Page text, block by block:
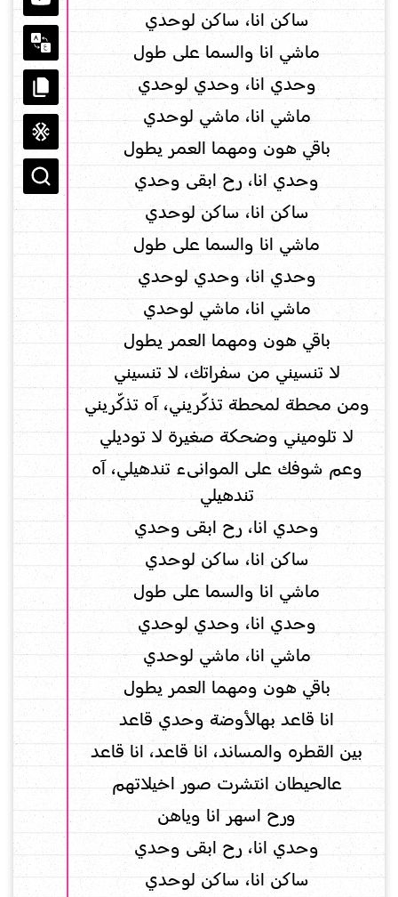
ساكن انا، ساكن لوحدي
ماشي انا والسما على طول
وحدي انا، وحدي لوحدي
ماشي انا، ماشي لوحدي
باقي هون ومهما العمر يطول
وحدي انا، رح ابقى وحدي
ساكن انا، ساكن لوحدي
ماشي انا والسما على طول
وحدي انا، وحدي لوحدي
ماشي انا، ماشي لوحدي
باقي هون ومهما العمر يطول
لا تنسيني من سفراتك، لا تنسيني
ومن محطة لمحطة تذكّريني، آه تذكّريني
لا تلوميني وضحكة صغيرة لا توديلي
وعم شوفك على الموانىء تندهيلي، آه
تندهيلي
وحدي انا، رح ابقى وحدي
ساكن انا، ساكن لوحدي
ماشي انا والسما على طول
وحدي انا، وحدي لوحدي
ماشي انا، ماشي لوحدي
باقي هون ومهما العمر يطول
انا قاعد بهالأوضة وحدي قاعد
بين القطره والمساند، انا قاعد، انا قاعد
عالحيطان انتشرت صور اخيلاتهم
ورح اسهر انا وياهن
وحدي انا، رح ابقى وحدي
ساكن انا، ساكن لوحدي